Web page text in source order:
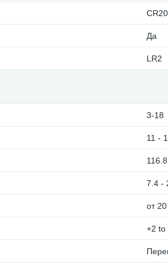
Да
LR2
3-18
11 -
7.4 -
от
+2 to